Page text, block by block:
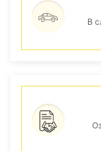
В